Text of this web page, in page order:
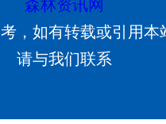
森林资讯网
，如有转载或引用
请与我们联系